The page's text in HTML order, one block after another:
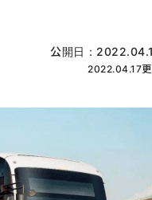
公開日：
2022.04.17